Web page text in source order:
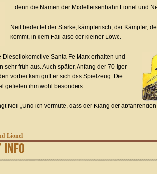
...denn die Namen der Modelleisenbahn Lionel und
Neil bedeutet der Starke, kämpferisch, der Kämpfer,
kommt, in dem Fall also der kleiner Löwe.
Santa Fe Marx erhalten und
sehr früh aus. Auch später, Anfang der 70-iger
vorbei kam griff er sich das Spielzeug. Die
gefielen ihm wohl besonders.
Neil „Und ich vermute, dass der Klang der
Lionel
Info